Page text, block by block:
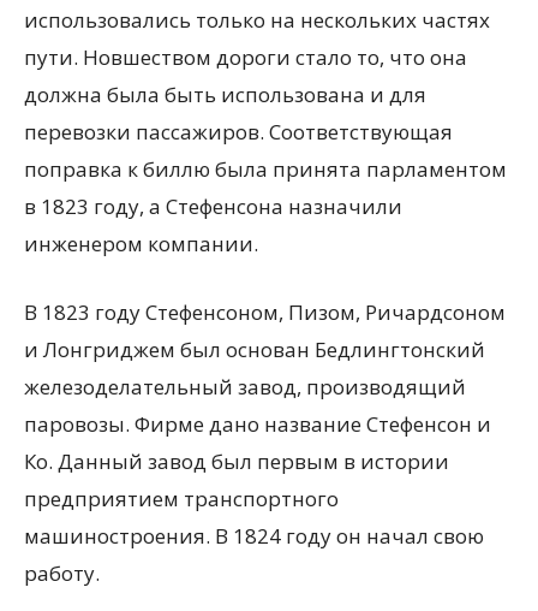
использовались только на нескольких частях
пути. Новшеством дороги стало то, что она
должна была быть использована и для
перевозки пассажиров. Соответствующая
поправка к биллю была принята парламентом
в 1823 году, а Стефенсона назначили
инженером компании.
В 1823 году Стефенсоном, Пизом, Ричардсоном
и Лонгриджем был основан Бедлингтонский
железоделательный завод, производящий
паровозы. Фирме дано название Стефенсон и
Ко. Данный завод был первым в истории
предприятием транспортного
машиностроения. В 1824 году он начал свою
работу.